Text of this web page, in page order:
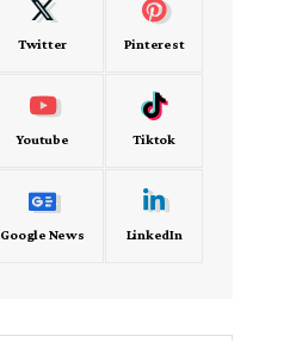
Twitter Pinterest
Youtube Tiktok
Google News LinkedIn